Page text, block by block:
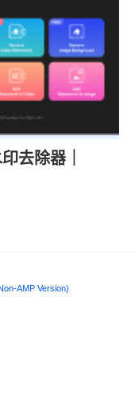
去除器｜
AMP Version)